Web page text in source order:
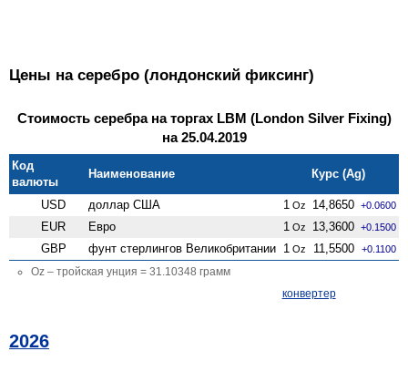
Цены на серебро (лондонский фиксинг)
Стоимость серебра на торгах LBM (London Silver Fixing)
на 25.04.2019
Код
валюты
Наименование Курс (Ag)
USD доллар США 1 Oz 14,8650 +0.0600
EUR Евро 1 Oz 13,3600 +0.1500
GBP фунт стерлингов Велико­британии 1 Oz 11,5500 +0.1100
Oz – тройская унция = 31.10348 грамм
конвертер
2026